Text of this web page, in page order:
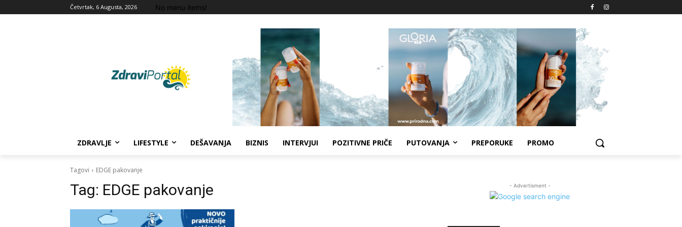
Četvrtak, 6 Augusta, 2026 No menu items!
ZDRAVLJE LIFESTYLE DEŠAVANJA BIZNIS INTERVJUI POZITIVNE PRIČE PUTOVANJA PREPORUKE PROMO
Tagovi EDGE pakovanje
Tag: EDGE pakovanje - Advertisment -